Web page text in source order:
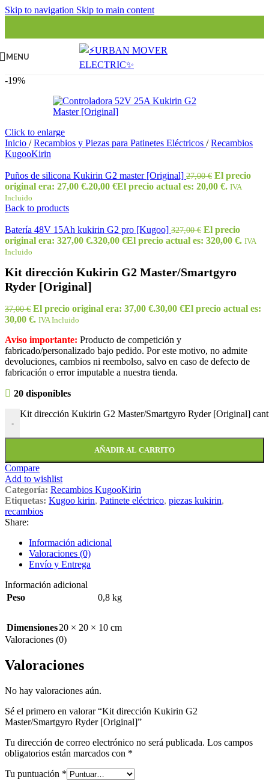
Skip to navigation Skip to main content
MENU
-19%
Click to enlarge
Inicio / Recambios y Piezas para Patinetes Eléctricos / Recambios
KugooKirin
Puños de silicona Kukirin G2 master [Original] 27,00€ El precio
original era: 27,00 €.20,00 €El precio actual es: 20,00 €. IVA
Incluido
Back to products
Batería 48V 15Ah kukirin G2 pro [Kugoo] 327,00€ El precio
original era: 327,00 €.320,00 €El precio actual es: 320,00 €. IVA
Incluido
Kit dirección Kukirin G2 Master/Smartgyro
Ryder [Original]
37,00€ El precio original era: 37,00 €.30,00 €El precio actual es:
30,00 €. IVA Incluido
Aviso importante: Producto de competición y
fabricado/personalizado bajo pedido. Por este motivo, no admite
devoluciones, cambios ni reembolso, salvo en caso de defecto de
fabricación o error imputable a nuestra tienda.
20 disponibles
-
Kit dirección Kukirin G2 Master/Smartgyro Ryder [Original]
AÑADIR AL CARRITO
Compare
Add to wishlist
Categoría: Recambios KugooKirin
Etiquetas: Kugoo kirin, Patinete eléctrico, piezas kukirin,
recambios
Share:
Información adicional
Valoraciones (0)
Envío y Entrega
Información adicional
Peso
0,8 kg
Dimensiones20 × 20 × 10 cm
Valoraciones (0)
Valoraciones
No hay valoraciones aún.
Sé el primero en valorar “Kit dirección Kukirin G2
Master/Smartgyro Ryder [Original]”
Tu dirección de correo electrónico no será publicada. Los campos
obligatorios están marcados con *
Tu puntuación *